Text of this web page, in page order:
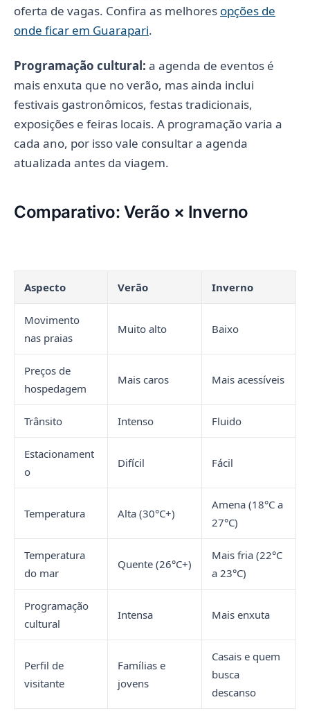
oferta de vagas. Confira as melhores opções de
onde ficar em Guarapari.
Programação cultural: a agenda de eventos é
mais enxuta que no verão, mas ainda inclui
festivais gastronômicos, festas tradicionais,
exposições e feiras locais. A programação varia a
cada ano, por isso vale consultar a agenda
atualizada antes da viagem.
Comparativo: Verão × Inverno
Aspecto Verão Inverno
Movimento
nas praias
Muito alto Baixo
Preços de
hospedagem
Mais caros Mais acessíveis
Trânsito Intenso Fluido
Estacionament
o
Difícil Fácil
Temperatura Alta (30°C+)
Amena (18°C a
27°C)
Temperatura
do mar
Quente (26°C+)
Mais fria (22°C
a 23°C)
Programação
cultural
Intensa Mais enxuta
Perfil de
visitante
Famílias e
jovens
Casais e quem
busca
descanso